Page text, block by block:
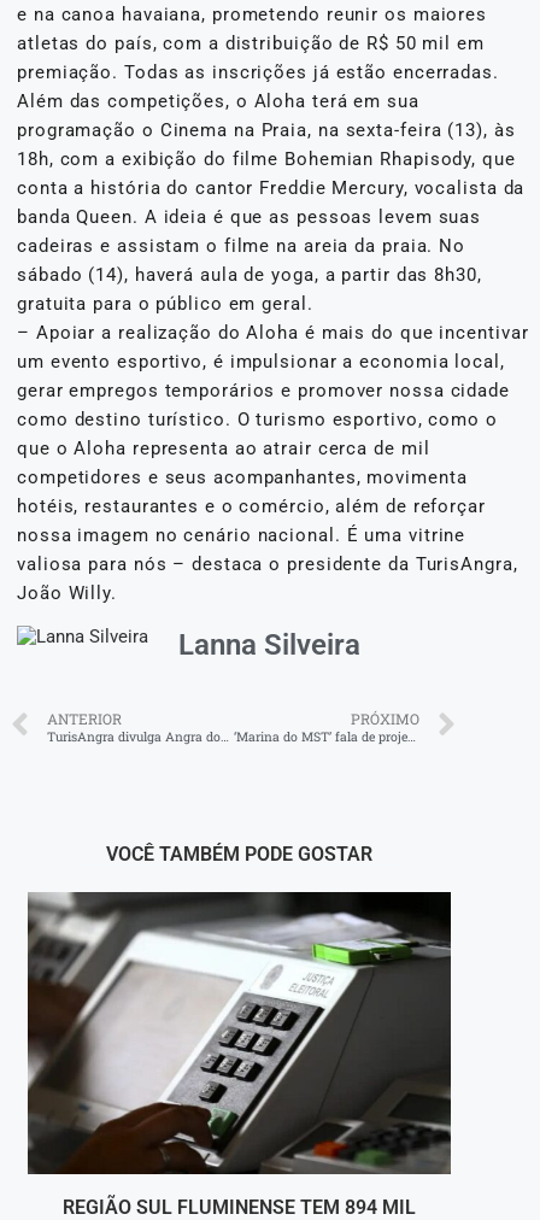
e na canoa havaiana, prometendo reunir os maiores
atletas do país, com a distribuição de R$ 50 mil em
premiação. Todas as inscrições já estão encerradas.
Além das competições, o Aloha terá em sua
programação o Cinema na Praia, na sexta-feira (13), às
18h, com a exibição do filme Bohemian Rhapisody, que
conta a história do cantor Freddie Mercury, vocalista da
banda Queen. A ideia é que as pessoas levem suas
cadeiras e assistam o filme na areia da praia. No
sábado (14), haverá aula de yoga, a partir das 8h30,
gratuita para o público em geral.
– Apoiar a realização do Aloha é mais do que incentivar
um evento esportivo, é impulsionar a economia local,
gerar empregos temporários e promover nossa cidade
como destino turístico. O turismo esportivo, como o
que o Aloha representa ao atrair cerca de mil
competidores e seus acompanhantes, movimenta
hotéis, restaurantes e o comércio, além de reforçar
nossa imagem no cenário nacional. É uma vitrine
valiosa para nós – destaca o presidente da TurisAngra,
João Willy.
Lanna Silveira
ANTERIOR
TurisAngra divulga Angra dos Reis pela primeira vez na região Centro-Oeste
PRÓXIMO
‘Marina do MST’ fala de projetos para agricultores
VOCÊ TAMBÉM PODE GOSTAR
REGIÃO SUL FLUMINENSE TEM 894 MIL